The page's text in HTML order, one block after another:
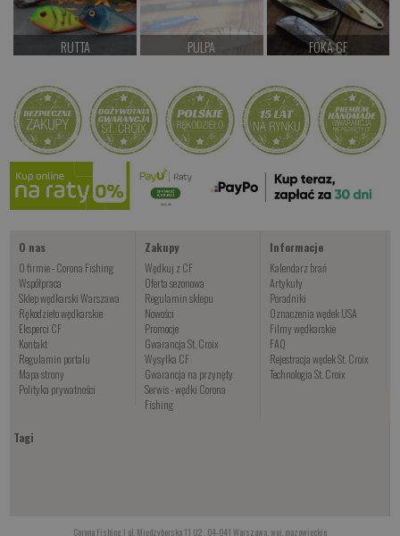
RUTTA
Kup teraz >
PULPA
Kup teraz >
FOKA CF
Kup teraz >
ALGA CF
od 34.00 PLN
Kup teraz >
O nas
O firmie - Corona Fishing
Współpraca
Sklep wędkarski Warszawa
Rękodzieło wędkarskie
Eksperci CF
Kontakt
Regulamin portalu
Mapa strony
Polityka prywatności
Zakupy
Wędkuj z CF
Oferta sezonowa
Regulamin sklepu
Nowości
Promocje
Gwarancja St. Croix
Wysyłka CF
Gwarancja na przynęty
Serwis - wędki Corona
Fishing
Informacje
Kalendarz brań
Artykuły
Poradniki
Oznaczenia wędek USA
Filmy wędkarskie
FAQ
Rejestracja wędek St. Croix
Technologia St. Croix
Tagi
Corona Fishing | ul. Międzyborska 11 U2 , 04-041 Warszawa, woj. mazowieckie